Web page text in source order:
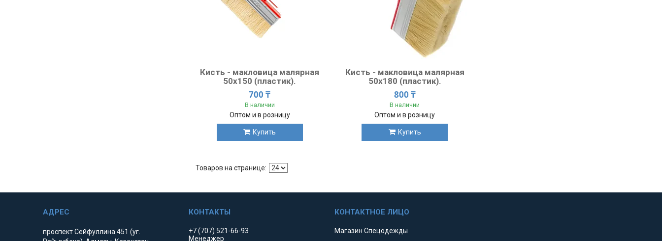
Кисть - макловица малярная
50x150 (пластик).
700 ₸
В наличии
Оптом и в розницу
Купить
Кисть - макловица малярная
50x180 (пластик).
800 ₸
В наличии
Оптом и в розницу
Купить
проспект Сейфуллина 451 (уг.
+7 (707) 521-66-93
Менеджер
Магазин Спецодежды